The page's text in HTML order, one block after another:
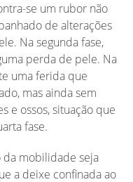
se um rubor não
de alterações
Na segunda fase,
perda de pele. Na
uma ferida que
mas ainda sem
e ossos, situação que
fase.
da mobilidade seja
a deixe confinada ao